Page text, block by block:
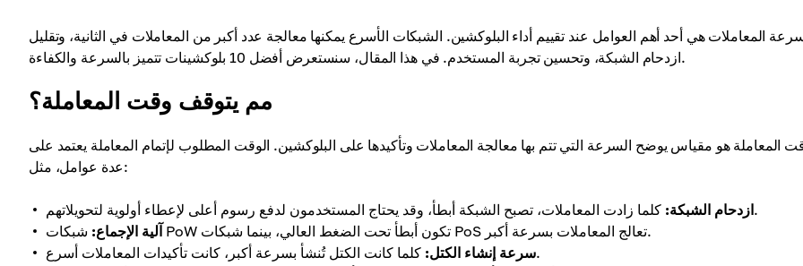
المعاملات هي أحد أهم العوامل عند تقييم أداء البلوكشين. الشبكات الأسرع يمكنها معالجة عدد أكبر من المعاملات في الثانية، وتقليل
ازدحام الشبكة، وتحسين تجربة المستخدم. في هذا المقال، سنستعرض أفضل 10 بلوكشينات تتميز بالسرعة والكفاءة.
مم يتوقف وقت المعاملة؟
المعاملة هو مقياس يوضح السرعة التي تتم بها معالجة المعاملات وتأكيدها على البلوكشين. الوقت المطلوب لإتمام المعاملة يعتمد على
عدة عوامل، مثل:
ازدحام الشبكة:كلما زادت المعاملات، تصبح الشبكة أبطأ، وقد يحتاج المستخدمون لدفع رسوم أعلى لإعطاء أولوية لتحويلاتهم.
آلية الإجماع:
شبكات PoW تكون أبطأ تحت الضغط العالي، بينما شبكات PoS تعالج المعاملات بسرعة أكبر.
سرعة إنشاء الكتل:كلما كانت الكتل تُنشأ بسرعة أكبر، كانت تأكيدات المعاملات أسرع.